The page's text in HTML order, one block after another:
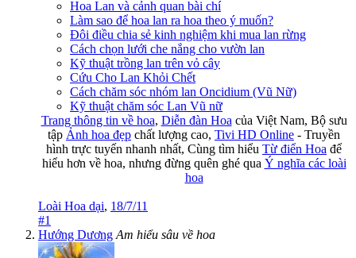
Hoa Lan và cảnh quan bài chí
Làm sao để hoa lan ra hoa theo ý muốn?
Đôi điều chia sẻ kinh nghiệm khi mua lan rừng
Cách chọn lưới che nắng cho vườn lan
Kỹ thuật trồng lan trên vỏ cây
Cứu Cho Lan Khỏi Chết
Cách chăm sóc nhóm lan Oncidium (Vũ Nữ)
Kỹ thuật chăm sóc Lan Vũ nữ
Trang thông tin về hoa, Diễn đàn Hoacủa Việt Nam, Bộ sưu
tập Ảnh hoa đẹp chất lượng cao, Tivi HD Online - Truyền
hình trực tuyến nhanh nhất, Cùng tìm hiểu Từ điển Hoa để
hiểu hơn về hoa, nhưng đừng quên ghé qua Ý nghĩa các loài
hoa
Loài Hoa dại, 18/7/11
#1
Hướng Dương Am hiểu sâu về hoa